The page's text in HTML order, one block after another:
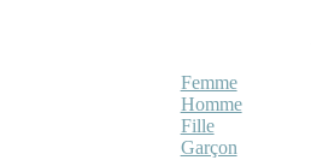
Femme
Homme
Fille
Garçon